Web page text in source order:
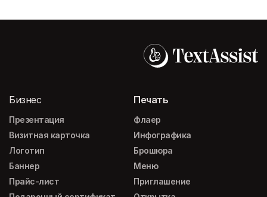
Бизнес
Презентация
Визитная карточка
Логотип
Баннер
Прайс-лист
Печать
Флаер
Инфографика
Брошюра
Меню
Приглашение